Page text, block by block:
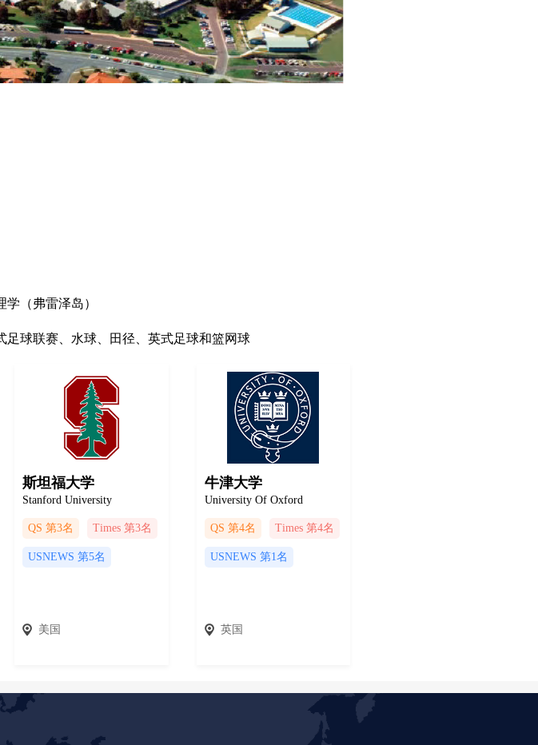
（弗雷泽岛）
球联赛、水球、田径、英式足球和篮网球
斯坦福大学
Stanford University
QS 第3名 Times 第3名
USNEWS 第5名
美国
牛津大学
University Of Oxford
QS 第4名 Times 第4名
USNEWS 第1名
英国